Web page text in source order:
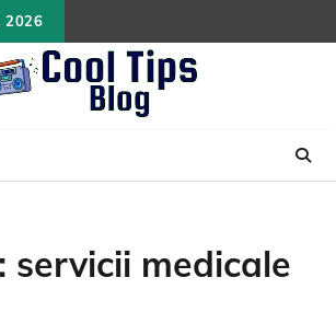
2026
servicii medicale